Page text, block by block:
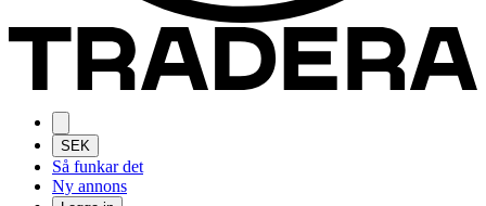
SEK
Så funkar det
Ny annons